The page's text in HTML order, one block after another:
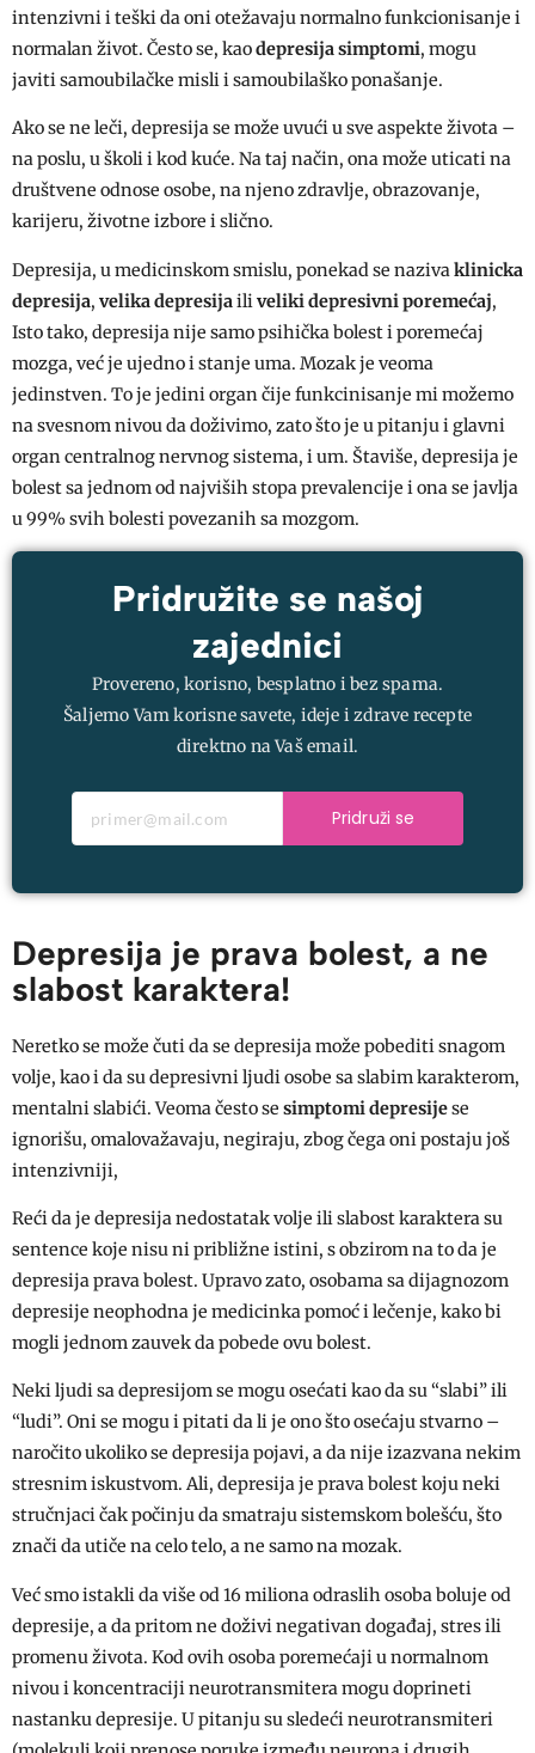
intenzivni i teški da oni otežavaju normalno funkcionisanje i
normalan život. Često se, kaodepresija simptomi, mogu
javiti samoubilačke misli i samoubilaško ponašanje.
Ako se ne leči, depresija se može uvući u sve aspekte života –
na poslu, u školi i kod kuće. Na taj način, ona može uticati na
društvene odnose osobe, na njeno zdravlje, obrazovanje,
karijeru, životne izbore i slično.
Depresija, u medicinskom smislu, ponekad se nazivaklinicka
depresija, velika depresijailiveliki depresivni poremećaj,
Isto tako, depresija nije samo psihička bolest i poremećaj
mozga, već je ujedno i stanje uma. Mozak je veoma
jedinstven. To je jedini organ čije funkcinisanje mi možemo
na svesnom nivou da doživimo, zato što je u pitanju i glavni
organ centralnog nervnog sistema, i um. Štaviše, depresija je
bolest sa jednom od najviših stopa prevalencije i ona se javlja
u 99% svih bolesti povezanih sa mozgom.
Pridružite se našoj
zajednici
Provereno, korisno, besplatno i bez spama.
Šaljemo Vam korisne savete, ideje i zdrave recepte
direktno na Vaš email.
Pridruži se
Depresija je prava bolest, a ne
slabost karaktera!
Neretko se može čuti da se depresija može pobediti snagom
volje, kao i da su depresivni ljudi osobe sa slabim karakterom,
mentalni slabići. Veoma često se simptomi depresijese
ignorišu, omalovažavaju, negiraju, zbog čega oni postaju još
intenzivniji,
Reći da je depresija nedostatak volje ili slabost karaktera su
sentence koje nisu ni približne istini, s obzirom na to da je
depresija prava bolest. Upravo zato, osobama sa dijagnozom
depresije neophodna je medicinka pomoć i lečenje, kako bi
mogli jednom zauvek da pobede ovu bolest.
Neki ljudi sa depresijom se mogu osećati kao da su “slabi” ili
“ludi”. Oni se mogu i pitati da li je ono što osećaju stvarno –
naročito ukoliko se depresija pojavi, a da nije izazvana nekim
stresnim iskustvom. Ali, depresija je prava bolest koju neki
stručnjaci čak počinju da smatraju sistemskom bolešću, što
znači da utiče na celo telo, a ne samo na mozak.
Već smo istakli da više od 16 miliona odraslih osoba boluje od
depresije, a da pritom ne doživi negativan događaj, stres ili
promenu života. Kod ovih osoba poremećaji u normalnom
nivou i koncentraciji neurotransmitera mogu doprineti
nastanku depresije. U pitanju su sledeći neurotransmiteri